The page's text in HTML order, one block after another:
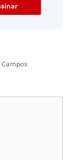
Campos